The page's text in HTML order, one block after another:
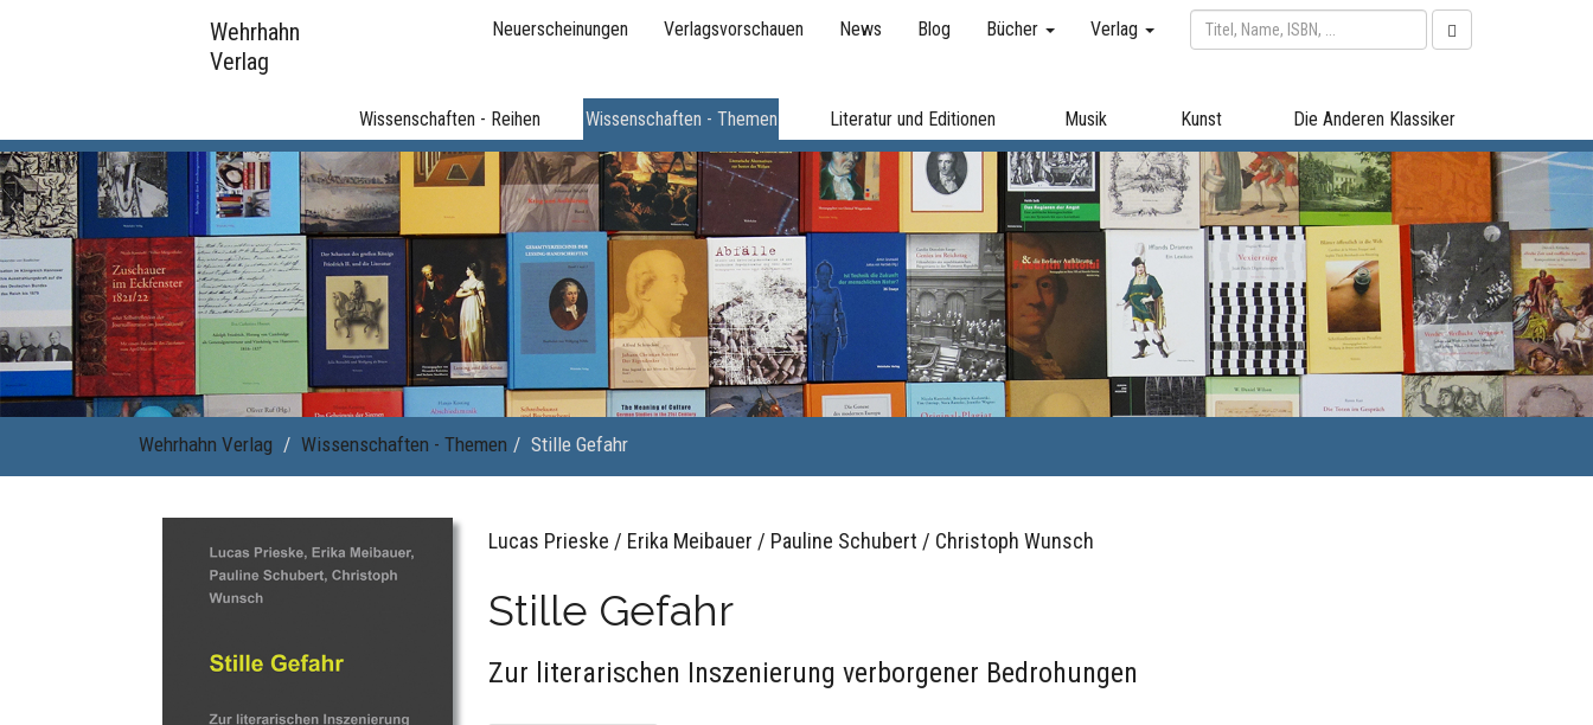
Wehrhahn
Verlag
Neuerscheinungen Verlagsvorschauen News Blog Bücher Verlag
Wissenschaften - Reihen Wissenschaften - Themen Literatur und Editionen Musik Kunst Die Anderen Klassiker
Wehrhahn Verlag Wissenschaften - Themen Stille Gefahr
Lucas Prieske / Erika Meibauer / Pauline Schubert / Christoph Wunsch
Stille Gefahr
Zur literarischen Inszenierung verborgener Bedrohungen